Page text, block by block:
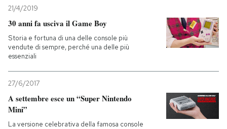
21/4/2019
30 anni fa usciva il Game Boy
Storia e fortuna di una delle console più
vendute di sempre, perché una delle più
essenziali
27/6/2017
A settembre esce un “Super Nintendo
Mini”
La versione celebrativa della famosa console